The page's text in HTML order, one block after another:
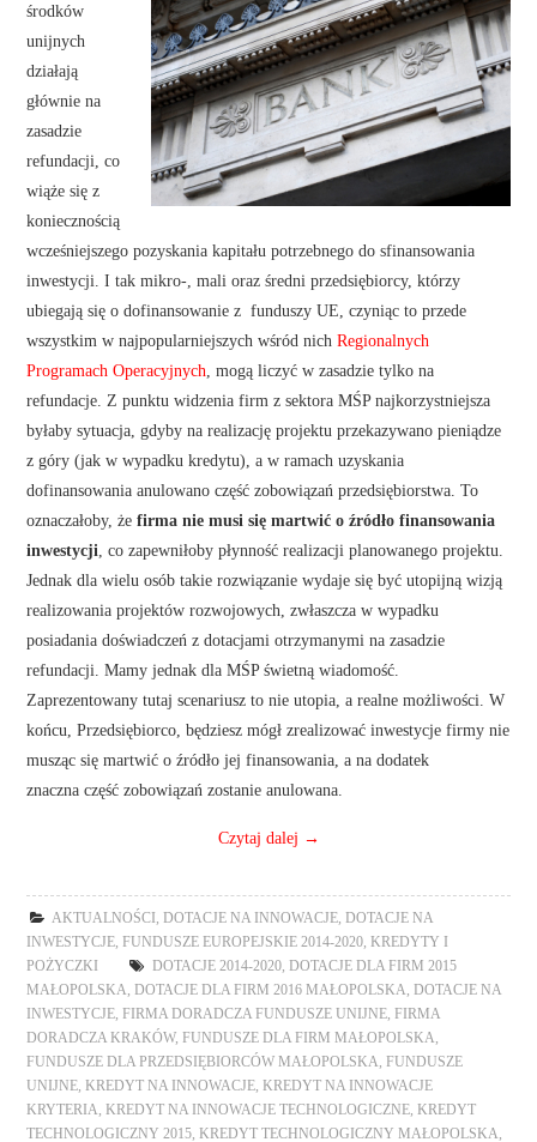
środków
unijnych
działają
głównie na
zasadzie
refundacji, co
wiąże się z
koniecznością
wcześniejszego pozyskania kapitału potrzebnego do sfinansowania
inwestycji. I tak mikro-, mali oraz średni przedsiębiorcy, którzy
ubiegają się o dofinansowanie z funduszy UE, czyniąc to przede
wszystkim w najpopularniejszych wśród nichRegionalnych
Programach Operacyjnych, mogą liczyć w zasadzie tylko na
refundacje. Z punktu widzenia firm z sektora MŚP najkorzystniejsza
byłaby sytuacja, gdyby na realizację projektu przekazywano pieniądze
z góry (jak w wypadku kredytu), a w ramach uzyskania
dofinansowania anulowano część zobowiązań przedsiębiorstwa. To
oznaczałoby, żefirma nie musi się martwić o źródło finansowania
inwestycji, co zapewniłoby płynność realizacji planowanego projektu.
Jednak dla wielu osób takie rozwiązanie wydaje się być utopijną wizją
realizowania projektów rozwojowych, zwłaszcza w wypadku
posiadania doświadczeń z dotacjami otrzymanymi na zasadzie
refundacji. Mamy jednak dla MŚP świetną wiadomość.
Zaprezentowany tutaj scenariusz to nie utopia, a realne możliwości. W
końcu, Przedsiębiorco, będziesz mógł zrealizować inwestycje firmy nie
musząc się martwić o źródło jej finansowania, a na dodatek
znaczna część zobowiązań zostanie anulowana.
Czytaj dalej →
AKTUALNOŚCI DOTACJE NA INNOWACJE
DOTACJE NA
INWESTYCJE
FUNDUSZE EUROPEJSKIE 2014-2020
KREDYTY I
POŻYCZKI
DOTACJE 2014-2020
DOTACJE DLA FIRM 2015
MAŁOPOLSKA
DOTACJE DLA FIRM 2016 MAŁOPOLSKA
DOTACJE NA
INWESTYCJE
FIRMA DORADCZA FUNDUSZE UNIJNE
FIRMA
DORADCZA KRAKÓW, FUNDUSZE DLA FIRM MAŁOPOLSKA
FUNDUSZE DLA PRZEDSIĘBIORCÓW MAŁOPOLSKA
FUNDUSZE
UNIJNE
KREDYT NA INNOWACJE
KREDYT NA INNOWACJE
KRYTERIA
KREDYT NA INNOWACJE TECHNOLOGICZNE
KREDYT
TECHNOLOGICZNY 2015
KREDYT TECHNOLOGICZNY MAŁOPOLSKA